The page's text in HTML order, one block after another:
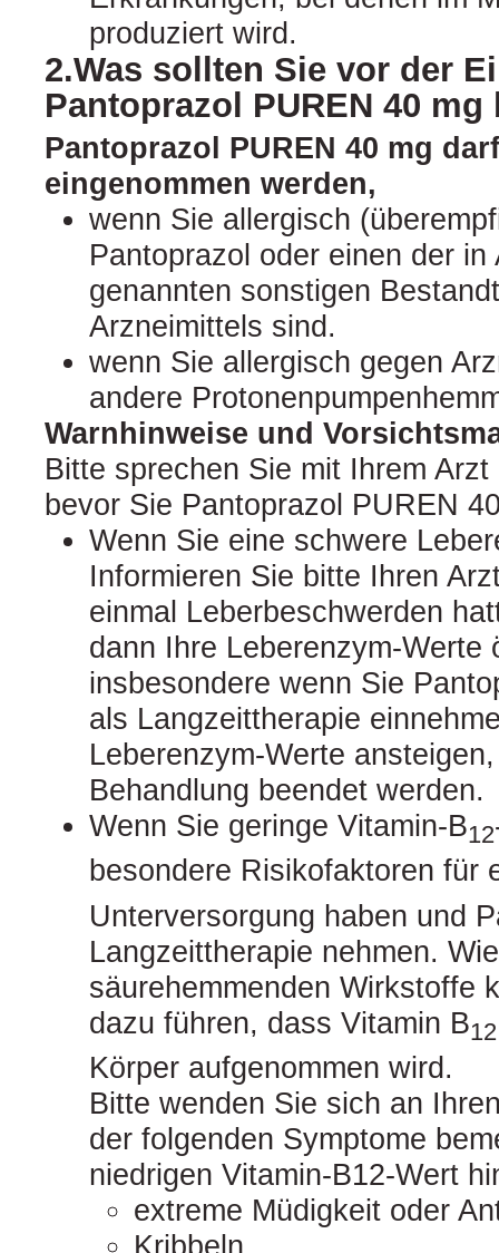
produziert wird.
2.Was sollten Sie vor der
Pantoprazol PUREN 40 mg
Pantoprazol PUREN 40 mg
eingenommen werden,
wenn Sie allergisch
Pantoprazol oder einen der in
genannten sonstigen
Arzneimittels sind.
wenn Sie allergisch gegen
andere
Warnhinweise und
Bitte sprechen Sie mit Ihrem
bevor Sie Pantoprazol PUREN
Wenn Sie eine schwere
Informieren Sie bitte Ihren
einmal Leberbeschwerden
dann Ihre Leberenzym-Werte
insbesondere wenn Sie
als Langzeittherapie
Leberenzym-Werte
Behandlung beendet werden.
Wenn Sie geringe Vitamin-B12
besondere Risikofaktoren für
Unterversorgung haben und
Langzeittherapie nehmen.
säurehemmenden Wirkstoffe
dazu führen, dass Vitamin B12
Körper aufgenommen wird.
Bitte wenden Sie sich an
der folgenden Symptome
niedrigen Vitamin-B12-Wert
extreme Müdigkeit oder
Kribbeln